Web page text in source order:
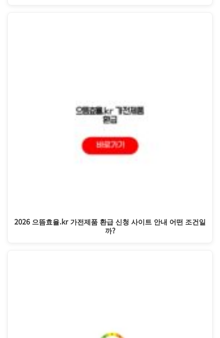
2026 으뜸효율.kr 가전제품 환급 신청 사이트 안내 어떤 조건일
까?